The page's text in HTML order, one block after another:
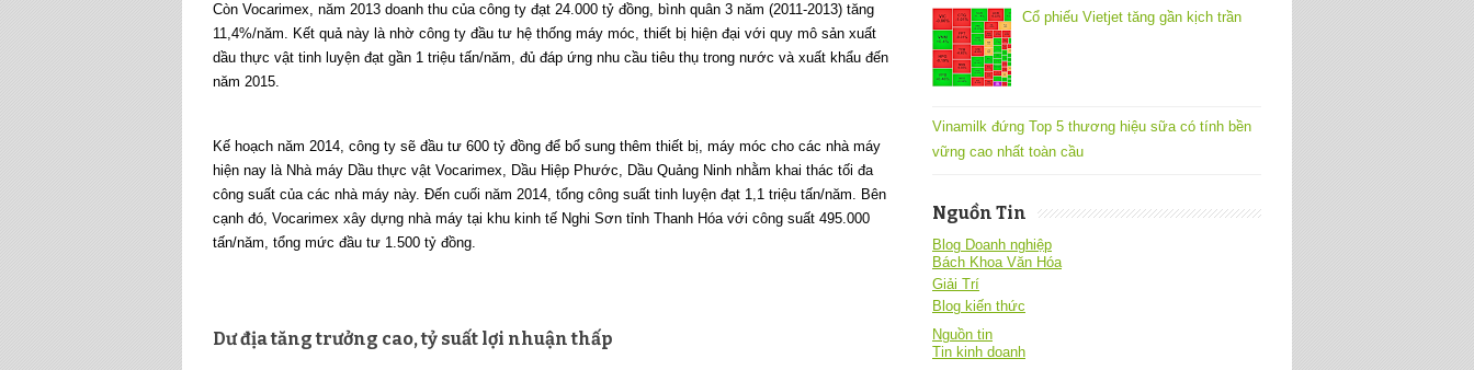
Còn Vocarimex, năm 2013 doanh thu của công ty đạt 24.000 tỷ đồng, bình quân 3 năm (2011-2013) tăng
11,4%/năm. Kết quả này là nhờ công ty đầu tư hệ thống máy móc, thiết bị hiện đại với quy mô sản xuất
dầu thực vật tinh luyện đạt gần 1 triệu tấn/năm, đủ đáp ứng nhu cầu tiêu thụ trong nước và xuất khẩu đến
năm 2015.
Kế hoạch năm 2014, công ty sẽ đầu tư 600 tỷ đồng để bổ sung thêm thiết bị, máy móc cho các nhà máy
hiện nay là Nhà máy Dầu thực vật Vocarimex, Dầu Hiệp Phước, Dầu Quảng Ninh nhằm khai thác tối đa
công suất của các nhà máy này. Đến cuối năm 2014, tổng công suất tinh luyện đạt 1,1 triệu tấn/năm. Bên
cạnh đó, Vocarimex xây dựng nhà máy tại khu kinh tế Nghi Sơn tỉnh Thanh Hóa với công suất 495.000
tấn/năm, tổng mức đầu tư 1.500 tỷ đồng.
Dư địa tăng trưởng cao, tỷ suất lợi nhuận thấp
Cổ phiếu Vietjet tăng gần kịch trần
Vinamilk đứng Top 5 thương hiệu sữa có tính bền
vững cao nhất toàn cầu
Nguồn Tin
Blog Doanh nghiệp
Bách Khoa Văn Hóa
Giải Trí
Blog kiến thức
Nguồn tin
Tin kinh doanh